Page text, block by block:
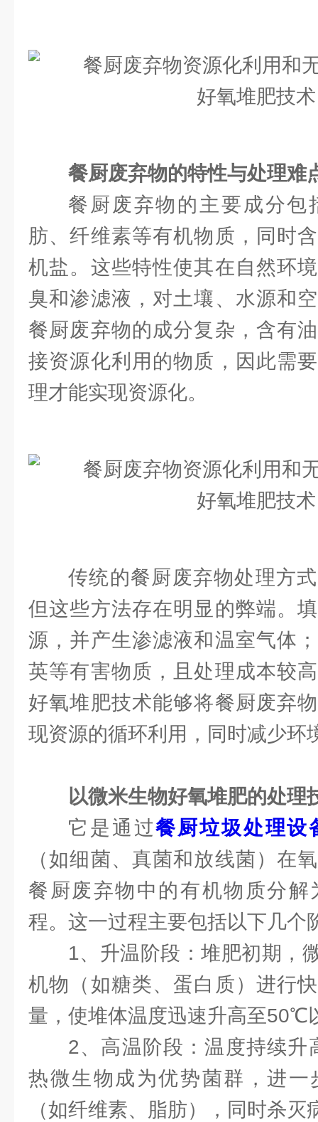
餐厨废弃物的特性与处理难
餐厨废弃物的主要成分包
肪、纤维素等有机物质，同时
机盐。这些特性使其在自然环
臭和渗滤液，对土壤、水源和
餐厨废弃物的成分复杂，含有
接资源化利用的物质，因此需
理才能实现资源化。
传统的餐厨废弃物处理方
但这些方法存在明显的弊端。
源，并产生渗滤液和温室气体
英等有害物质，且处理成本较
好氧堆肥技术能够将餐厨废弃
现资源的循环利用，同时减少环
以微米生物好氧堆肥的处理
它是通过餐厨垃圾处理设
（如细菌、真菌和放线菌）在
餐厨废弃物中的有机物质分
程。这一过程主要包括以下几个
1、升温阶段：堆肥初期，
机物（如糖类、蛋白质）进行
量，使堆体温度迅速升高至50℃
2、高温阶段：温度持续
热微生物成为优势菌群，进一
（如纤维素、脂肪），同时杀